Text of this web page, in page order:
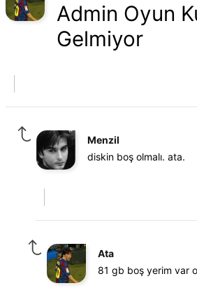
Admin Oyun
Gelmiyor
Menzil
diskin boş olmalı. ata.
Ata
81 gb boş yerim var